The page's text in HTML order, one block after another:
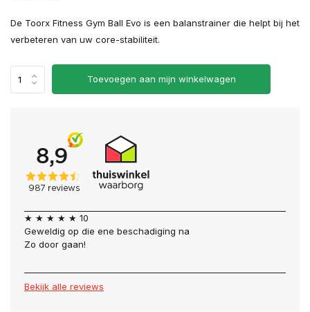
De Toorx Fitness Gym Ball Evo is een balanstrainer die helpt bij het
verbeteren van uw core-stabiliteit.
Toevoegen aan mijn winkelwagen
★ ★ ★ ★ ★ 10
Geweldig op die ene beschadiging na
Zo door gaan!
Bekijk alle reviews